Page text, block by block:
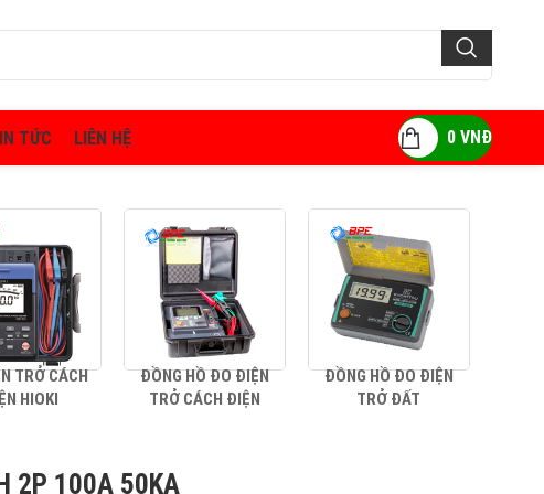
TỨC LIÊN HỆ 0 VNĐ
TRỞ CÁCH
HIOKI
ĐỒNG HỒ ĐO ĐIỆN
TRỞ CÁCH ĐIỆN
ĐỒNG HỒ ĐO ĐIỆN
TRỞ ĐẤT
2P 100A 50KA